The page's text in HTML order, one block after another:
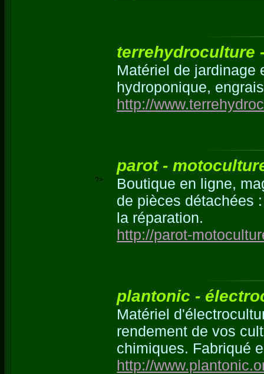
?>
terrehydroculture
Matériel de jardinage
hydroponique,
http://
parot -
Boutique en ligne,
de pièces détachées
la réparation.
http://parot-
plantonic -
Matériel
rendement de vos
chimiques. Fabriqué
http://